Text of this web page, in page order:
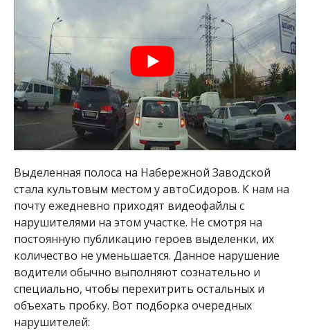
Выделенная полоса на Набережной Заводской
стала культовым местом у автоСидоров. К нам на
почту ежедневно приходят видеофайлы с
нарушителями на этом участке. Не смотря на
постоянную публикацию героев выделенки, их
количество не уменьшается. Данное нарушение
водители обычно выполняют сознательно и
специально, чтобы перехитрить остальных и
объехать пробку. Вот подборка очередных
нарушителей: